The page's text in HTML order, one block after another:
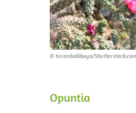
© turanballikaya/
Opuntia